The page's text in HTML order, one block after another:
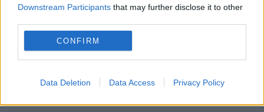
Downstream Participants that may further disclose it to other
CONFIRM
Data Deletion Data Access Privacy Policy
23:39-Volodimir Zelenski anunță operațiuni
speciale împotriva industriei militare ruse. Ce
ținte au fost identificate
umilința din Conference League. Se anunță